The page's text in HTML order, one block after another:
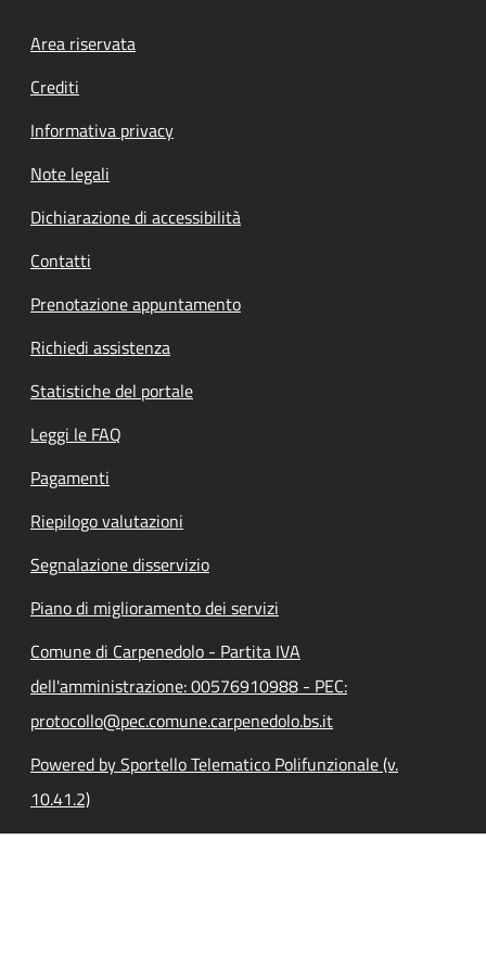
Footer menu
Area riservata
Crediti
Informativa privacy
Note legali
Dichiarazione di accessibilità
Contatti
Prenotazione appuntamento
Richiedi assistenza
Statistiche del portale
Leggi le FAQ
Pagamenti
Riepilogo valutazioni
Segnalazione disservizio
Piano di miglioramento dei servizi
Comune di Carpenedolo - Partita IVA
dell'amministrazione: 00576910988 - PEC:
protocollo@pec.comune.carpenedolo.bs.it
Powered by Sportello Telematico Polifunzionale (v.
10.41.2)